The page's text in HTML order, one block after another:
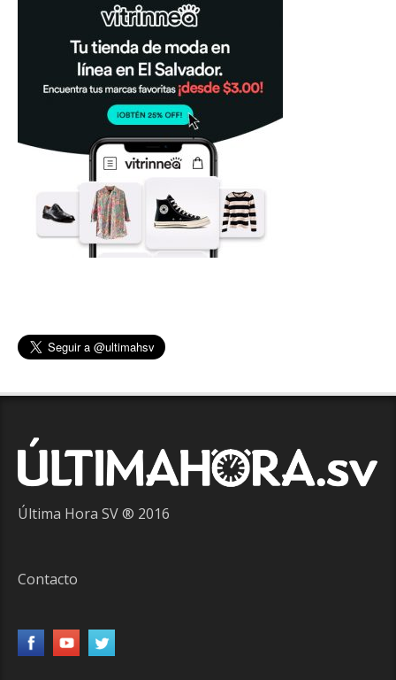
Última Hora SV ® 2016
Contacto